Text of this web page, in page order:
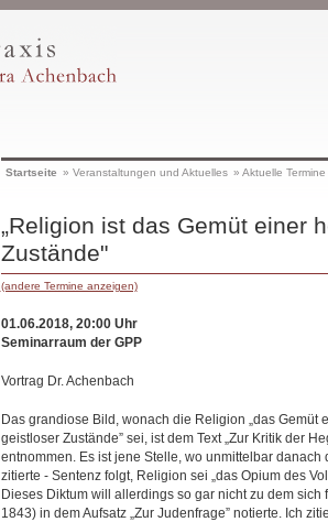
Startseite » Veranstaltungen und Aktuelles » Aktuelle Termine
„Religion ist das Gemüt einer
Zustände"
(andere Termine anzeigen)
01.06.2018, 20:00 Uhr
Seminarraum der GPP
Vortrag Dr. Achenbach
Das grandiose Bild, wonach die Religion „das Gemüt
geistloser Zustände” sei, ist dem Text „Zur Kritik der
entnommen. Es ist jene Stelle, wo unmittelbar
zitierte - Sentenz folgt, Religion sei „das Opium des
Dieses Diktum will allerdings so gar nicht zu dem sich
1843) in dem Aufsatz „Zur Judenfrage” notierte. Ich